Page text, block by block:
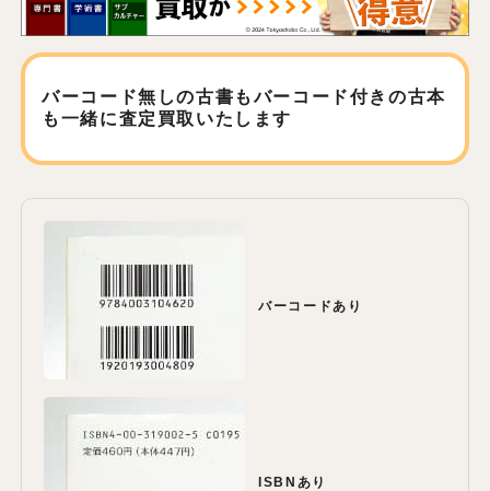
バーコード無しの古書もバーコード付きの古本
も 一緒に査定買取いたします
バーコードあり
ISBNあり